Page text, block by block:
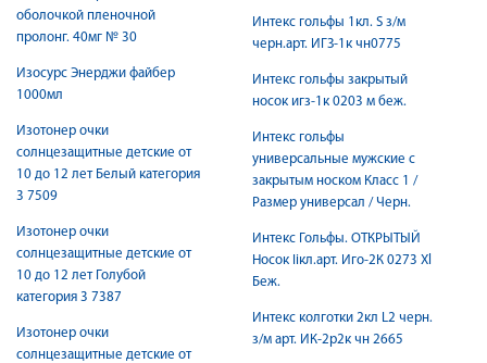
оболочкой пленочной
пролонг. 40мг № 30
Изосурс Энерджи файбер
1000мл
Изотонер очки
солнцезащитные детские от
10 до 12 лет Белый категория
3 7509
Изотонер очки
солнцезащитные детские от
10 до 12 лет Голубой
категория 3 7387
Изотонер очки
солнцезащитные детские от
Интекс гольфы 1кл. S з/м
черн.арт. ИГЗ-1к чн0775
Интекс гольфы закрытый
носок игз-1к 0203 м беж.
Интекс гольфы
универсальные мужские с
закрытым носком Класс 1 /
Размер универсал / Черн.
Интекс Гольфы. ОТКРЫТЫЙ
Носок Iiкл.арт. Иго-2К 0273 Xl
Беж.
Интекс колготки 2кл L2 черн.
з/м арт. ИК-2р2к чн 2665